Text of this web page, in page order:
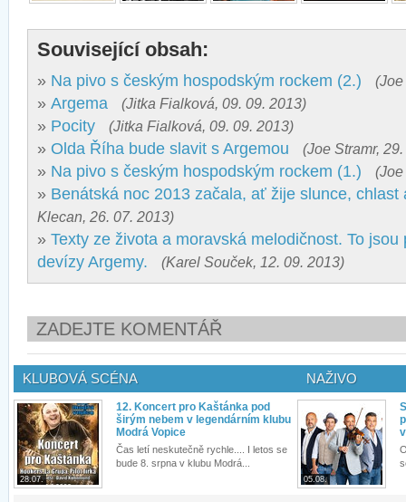
Související obsah:
» Na pivo s českým hospodským rockem (2.) (Joe
» Argema (Jitka Fialková, 09. 09. 2013)
» Pocity (Jitka Fialková, 09. 09. 2013)
» Olda Říha bude slavit s Argemou (Joe Stramr,
» Na pivo s českým hospodským rockem (1.) (Joe
» Benátská noc 2013 začala, ať žije slunce, chlast
Klecan, 26. 07. 2013)
» Texty ze života a moravská melodičnost. To
devízy Argemy.
(Karel Souček, 12. 09. 2013)
ZADEJTE KOMENTÁŘ
KLUBOVÁ SCÉNA
28.07.
12. Koncert pro Kaštánka pod
širým nebem v legendárním klubu
Modrá Vopice
Čas letí neskutečně rychle.... I letos se
bude 8. srpna v klubu Modrá...
NAŽIVO
05.08.